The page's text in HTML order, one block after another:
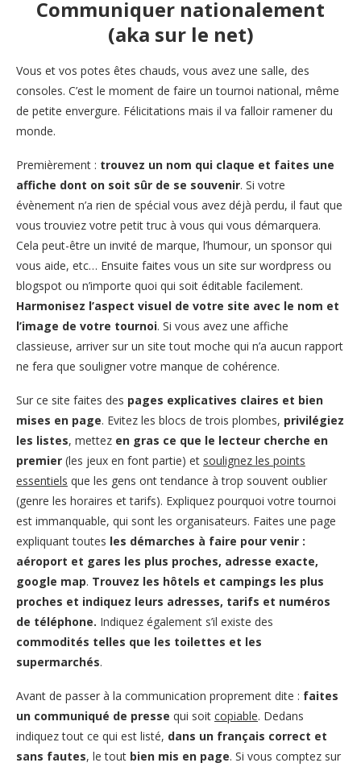
Communiquer nationalement
(aka sur le net)
Vous et vos potes êtes chauds, vous avez une salle, des
consoles. C’est le moment de faire un tournoi national, même
de petite envergure. Félicitations mais il va falloir ramener du
monde.
Premièrement : trouvez un nom qui claque et faites une
affiche dont on soit sûr de se souvenir. Si votre
évènement n’a rien de spécial vous avez déjà perdu, il faut que
vous trouviez votre petit truc à vous qui vous démarquera.
Cela peut-être un invité de marque, l’humour, un sponsor qui
vous aide, etc… Ensuite faites vous un site sur wordpress ou
blogspot ou n’importe quoi qui soit éditable facilement.
Harmonisez l’aspect visuel de votre site avec le nom et
l’image de votre tournoi. Si vous avez une affiche
classieuse, arriver sur un site tout moche qui n’a aucun rapport
ne fera que souligner votre manque de cohérence.
Sur ce site faites des pages explicatives claires et bien
mises en page. Evitez les blocs de trois plombes, privilégiez
les listes, mettez en gras ce que le lecteur cherche en
premier (les jeux en font partie) et soulignez les points
essentiels que les gens ont tendance à trop souvent oublier
(genre les horaires et tarifs). Expliquez pourquoi votre tournoi
est immanquable, qui sont les organisateurs. Faites une page
expliquant toutes les démarches à faire pour venir :
aéroport et gares les plus proches, adresse exacte,
google map. Trouvez les hôtels et campings les plus
proches et indiquez leurs adresses, tarifs et numéros
de téléphone. Indiquez également s’il existe des
commodités telles que les toilettes et les
supermarchés.
Avant de passer à la communication proprement dite : faites
un communiqué de presse qui soit copiable. Dedans
indiquez tout ce qui est listé, dans un français correct et
sans fautes, le tout bien mis en page. Si vous comptez sur